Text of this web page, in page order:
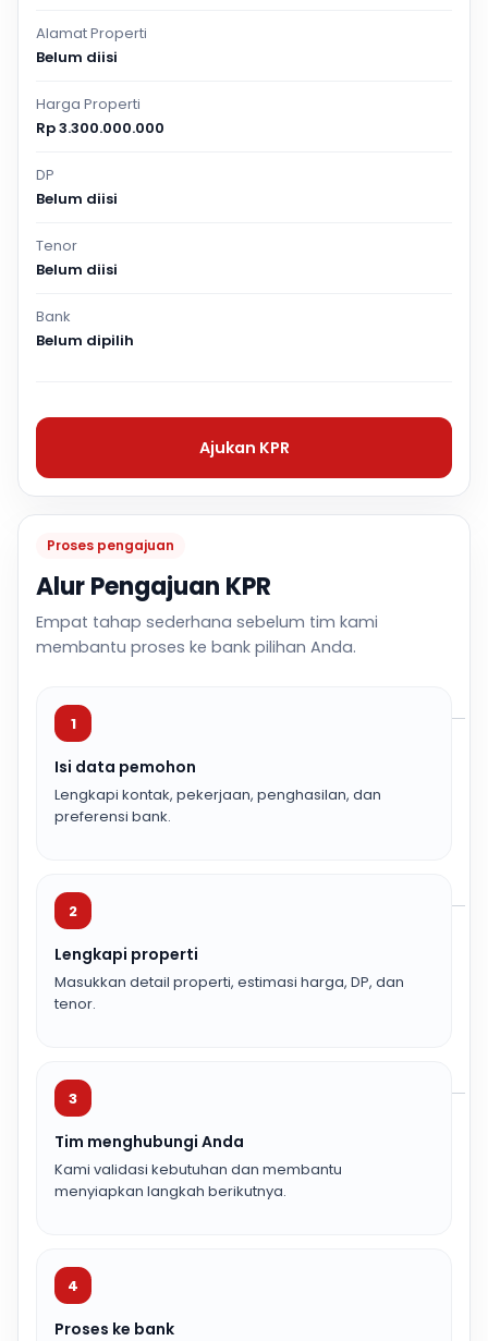
Proses pengajuan
Alur Pengajuan KPR
Empat tahap sederhana sebelum tim kami
membantu proses ke bank pilihan Anda.
1
Isi data pemohon
Lengkapi kontak, pekerjaan, penghasilan, dan
preferensi bank.
2
Lengkapi properti
Masukkan detail properti, estimasi harga, DP, dan
tenor.
3
Tim menghubungi Anda
Kami validasi kebutuhan dan membantu
menyiapkan langkah berikutnya.
4
Proses ke bank
Alamat Properti
Belum diisi
Harga Properti
Rp 3.300.000.000
DP
Belum diisi
Tenor
Belum diisi
Bank
Belum dipilih
Ajukan KPR